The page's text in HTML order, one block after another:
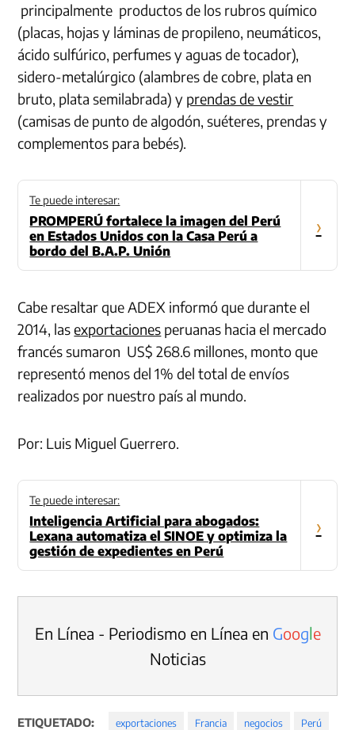
principalmente productos de los rubros químico
(placas, hojas y láminas de propileno, neumáticos,
ácido sulfúrico, perfumes y aguas de tocador),
sidero-metalúrgico (alambres de cobre, plata en
bruto, plata semilabrada) y prendas de vestir
(camisas de punto de algodón, suéteres, prendas y
complementos para bebés).
Te puede interesar:
PROMPERÚ fortalece la imagen del Perú
en Estados Unidos con la Casa Perú a
bordo del B.A.P. Unión
›
Cabe resaltar que ADEX informó que durante el
2014, lasexportaciones peruanas hacia el mercado
francés sumaron US$ 268.6 millones, monto que
representó menos del 1% del total de envíos
realizados por nuestro país al mundo.
Por: Luis Miguel Guerrero.
Te puede interesar:
Inteligencia Artificial para abogados:
Lexana automatiza el SINOE y optimiza la
gestión de expedientes en Perú
›
En Línea - Periodismo en Línea en Google
Noticias
ETIQUETADO: exportaciones Francia negocios Perú